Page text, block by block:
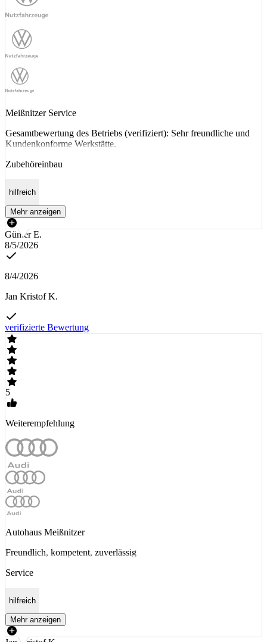
Meißnitzer Service
Gesamtbewertung des Betriebs (verifiziert): Sehr freundliche und
Kundenkonforme Werkstätte.
Zubehöreinbau
hilfreich
Mehr anzeigen
Günter E.
8/5/2026
8/4/2026
Jan Kristof K.
verifizierte Bewertung
5
Weiterempfehlung
Autohaus Meißnitzer
Freundlich, kompetent, zuverlässig
Service
hilfreich
Mehr anzeigen